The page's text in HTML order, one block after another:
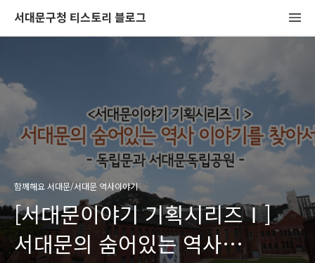
서대문구청 티스토리 블로그
함께해요 서대문/서대문 역사이야기
[서대문이야기 기획시리즈Ⅰ]
서대문의 숨어있는 역사